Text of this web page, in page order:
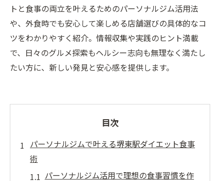
トと食事の両立を叶えるためのパーソナルジム活用法
や、外食時でも安心して楽しめる店舗選びの具体的なコ
ツをわかりやすく紹介。情報収集や実践のヒント満載
で、日々のグルメ探索もヘルシー志向も無理なく満たし
たい方に、新しい発見と安心感を提供します。
目次
パーソナルジムで叶える堺東駅ダイエット食事
術
パーソナルジム活用で理想の食事習慣を作